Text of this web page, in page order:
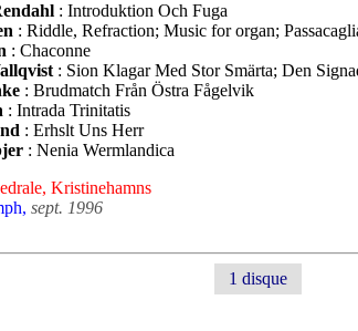
: Introduktion Och Fuga
: Riddle, Refraction; Music for organ;
: Chaconne
: Sion Klagar Med Stor Smärta; Den
: Brudmatch Från Östra Fågelvik
: Intrada Trinitatis
: Erhslt Uns Herr
: Nenia Wermlandica
Kristinehamns
sept. 1996
1 disque